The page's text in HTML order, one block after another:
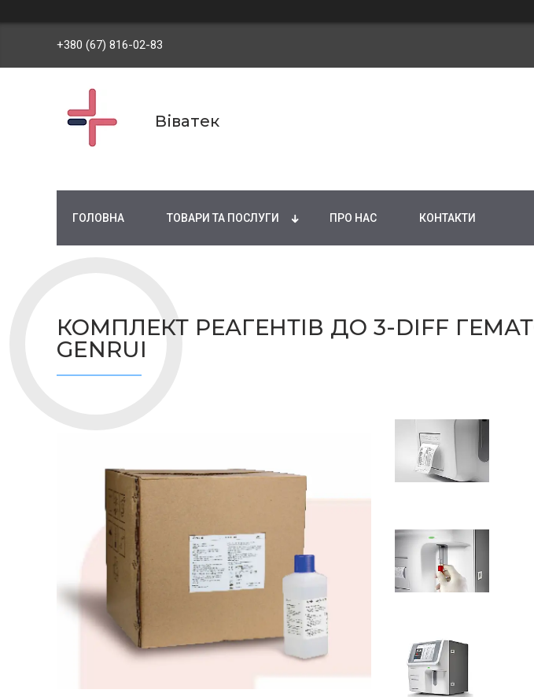
+380 (67) 816-02-83
Віватек
ГОЛОВНА ТОВАРИ ТА ПОСЛУГИ ПРО НАС КОНТАКТИ
КОМПЛЕКТ РЕАГЕНТІВ ДО 3-DIFF
GENRUI